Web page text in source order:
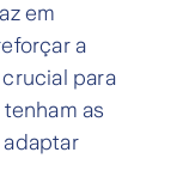
em
a
para
as
adaptar